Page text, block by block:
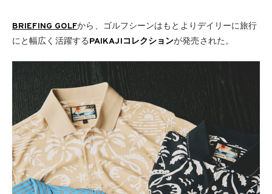
BRIEFING GOLFから、ゴルフシーンはもとよりデイリーに旅行
にと幅広く活躍するPAIKAJIコレクションが発売された。